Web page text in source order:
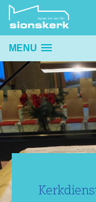
MENU